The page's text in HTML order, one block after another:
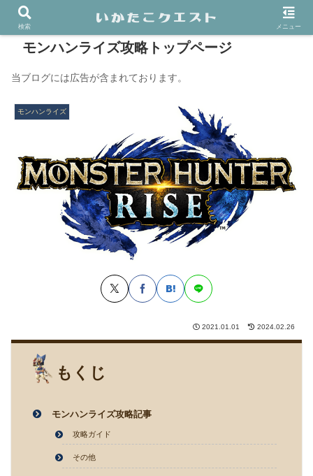
モンハンライズ攻略トップページ
当ブログには広告が含まれております。
モンハンライズ
2021.01.01 2024.02.26
もくじ
モンハンライズ攻略記事
攻略ガイド
その他
検索 メニュー